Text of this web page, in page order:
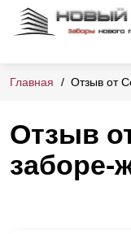
Главная Отзыв от
Отзыв
заборе-